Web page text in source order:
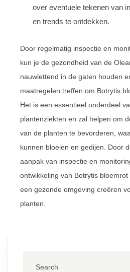
over eventuele tekenen van
en trends te ontdekken.
Door regelmatig inspectie en
kun je de gezondheid van de
nauwlettend in de gaten houden
maatregelen treffen om Botrytis
Het is een essentieel onderdeel
plantenziekten en zal helpen om
van de planten te bevorderen,
kunnen bloeien en gedijen. Door
aanpak van inspectie en
ontwikkeling van Botrytis
een gezonde omgeving creëren
planten.